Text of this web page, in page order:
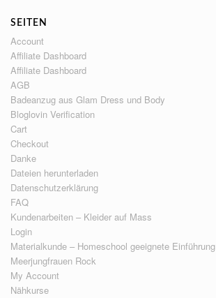
SEITEN
Account
Affiliate Dashboard
Affiliate Dashboard
AGB
Badeanzug aus Glam Dress und Body
Bloglovin Verification
Cart
Checkout
Danke
Dateien herunterladen
Datenschutzerklärung
FAQ
Kundenarbeiten – Kleider auf Mass
Login
Materialkunde – Homeschool geeignete Einführung
Meerjungfrauen Rock
My Account
Nähkurse